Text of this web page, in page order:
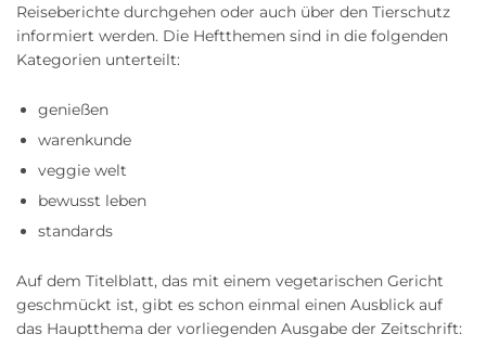
Reiseberichte durchgehen oder auch über den Tierschutz
informiert werden. Die Heftthemen sind in die folgenden
Kategorien unterteilt:
genießen
warenkunde
veggie welt
bewusst leben
standards
Auf dem Titelblatt, das mit einem vegetarischen Gericht
geschmückt ist, gibt es schon einmal einen Ausblick auf
das Hauptthema der vorliegenden Ausgabe der Zeitschrift: